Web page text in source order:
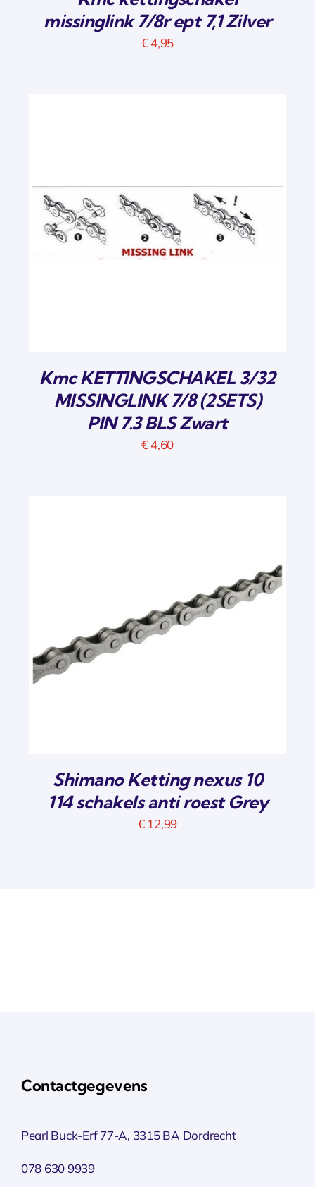
missinglink 7/8r ept 7,1 Zilver
€4,95
Kmc KETTINGSCHAKEL 3/32
MISSINGLINK 7/8 (2SETS)
PIN 7.3 BLS Zwart
€4,60
Shimano Ketting nexus 10
114 schakels anti roest Grey
€12,99
Contactgegevens
Pearl Buck-Erf 77-A, 3315 BA Dordrecht
078 630 9939